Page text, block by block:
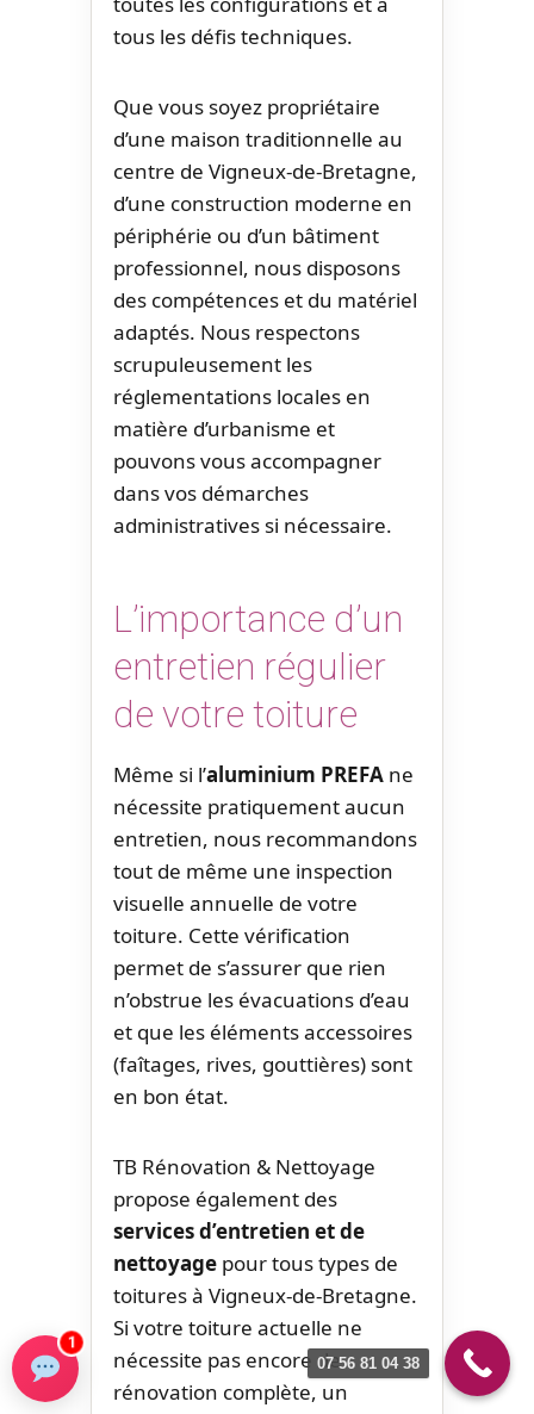
tous les défis techniques.
Que vous soyez propriétaire
d’une maison traditionnelle au
centre de Vigneux-de-Bretagne,
d’une construction moderne en
périphérie ou d’un bâtiment
professionnel, nous disposons
des compétences et du matériel
adaptés. Nous respectons
scrupuleusement les
réglementations locales en
matière d’urbanisme et
pouvons vous accompagner
dans vos démarches
administratives si nécessaire.
L’importance d’un
entretien régulier
de votre toiture
Même si l’aluminium PREFA ne
nécessite pratiquement aucun
entretien, nous recommandons
tout de même une inspection
visuelle annuelle de votre
toiture. Cette vérification
permet de s’assurer que rien
n’obstrue les évacuations d’eau
et que les éléments accessoires
(faîtages, rives, gouttières) sont
en bon état.
TB Rénovation & Nettoyage
propose également des
services d’entretien et de
nettoyage pour tous types de
toitures à Vigneux-de-Bretagne.
Si votre toiture actuelle ne
nécessite pas encore de
rénovation complète, un
07 56 81 04 38
1